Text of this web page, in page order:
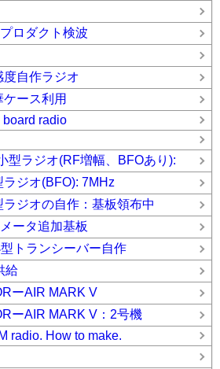
ロダクト検波
度自作ラジオ
ース利用
board radio
型ラジオ(RF増幅、BFOあり):
ジオ(BFO): 7MHz
ジオの自作：基板領布中
ータ追加基板
トランシーバー自作
給
ーAIR MARK V
ーAIR MARK V：2号機
radio. How to make.